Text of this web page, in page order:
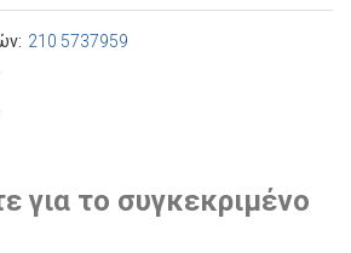
210 5737959
για το συγκεκριμένο